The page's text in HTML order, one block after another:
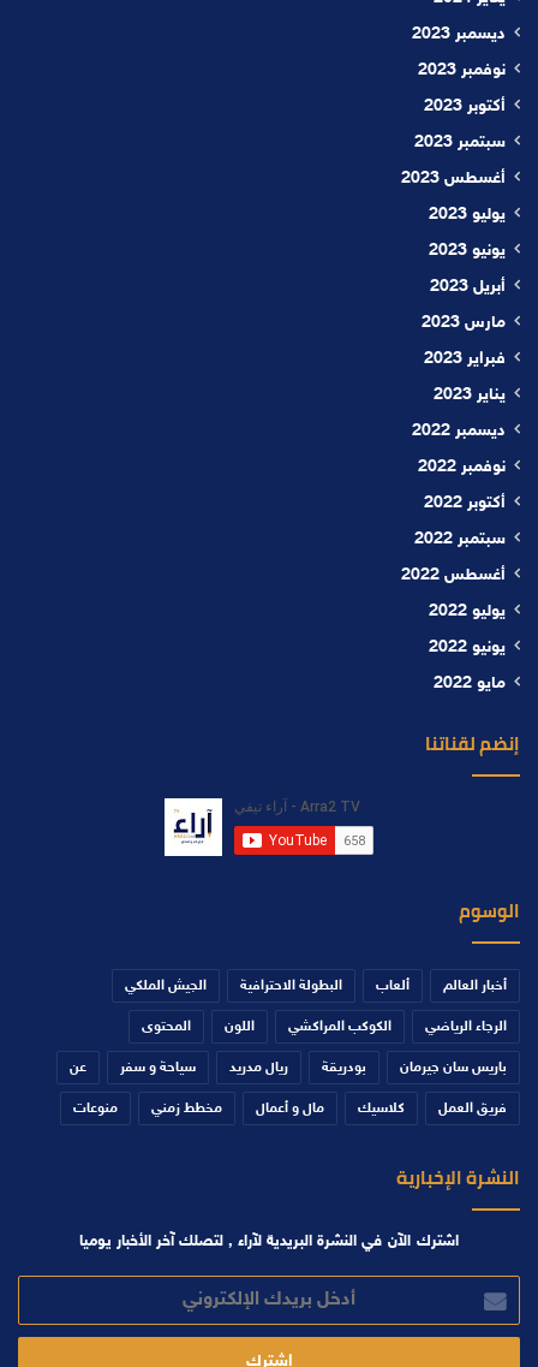
ديسمبر 2023
نوفمبر 2023
أكتوبر 2023
سبتمبر 2023
أغسطس 2023
يوليو 2023
يونيو 2023
أبريل 2023
مارس 2023
فبراير 2023
يناير 2023
ديسمبر 2022
نوفمبر 2022
أكتوبر 2022
سبتمبر 2022
أغسطس 2022
يوليو 2022
يونيو 2022
مايو 2022
إنضم لقناتنا
الوسوم
أخبار العالم ألعاب البطولة الاحترافية الجيش الملكي
الرجاء الرياضي الكوكب المراكشي اللون المحتوى
باريس سان جيرمان بودريقة ريال مدريد سياحة و سفر عن
فريق العمل كلاسيك مال و أعمال مخطط زمني منوعات
النشرة الإخبارية
اشترك الآن في النشرة البريدية لآراء , لتصلك آخر الأخبار يوميا
بريدك
الإلكتروني